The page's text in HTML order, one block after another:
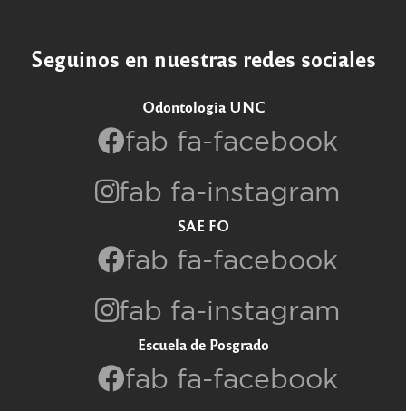
Seguinos en nuestras redes sociales
Odontologia UNC
fab fa-facebook
fab fa-instagram
SAE FO
fab fa-facebook
fab fa-instagram
Escuela de Posgrado
fab fa-facebook